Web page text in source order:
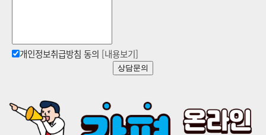
개인정보취급방침 동의 [내용보기]
상담문의